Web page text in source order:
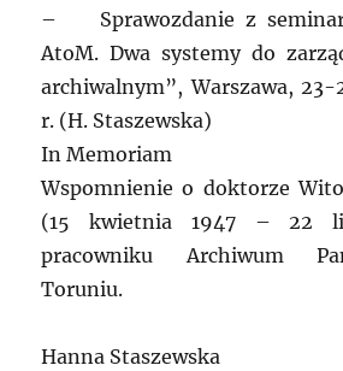
– Sprawozdanie z
AtoM. Dwa systemy do
archiwalnym”, Warszawa, 23-
r. (H. Staszewska)
In Memoriam
Wspomnienie o doktorze
(15 kwietnia 1947 – 22
pracowniku Archiwum
Toruniu.
Hanna Staszewska